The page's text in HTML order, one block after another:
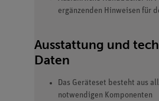
ergänzenden Hinweisen für
Ausstattung und
Daten
Das Geräteset besteht aus
notwendigen Komponenten